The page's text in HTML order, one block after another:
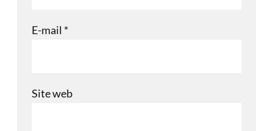
E-mail *
Site web